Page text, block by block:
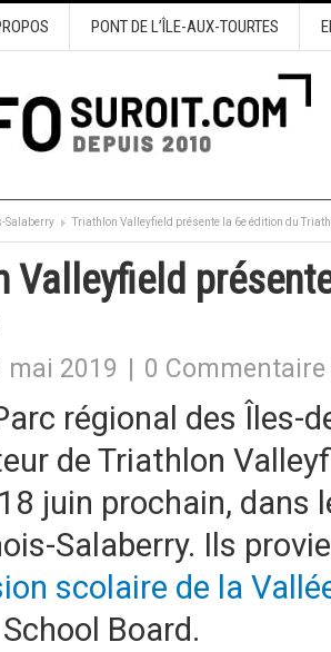
PONT DE L’ÎLE-AUX-TOURTES
Salaberry Triathlon Valleyfield présente la 6e édition du
Valleyfield
mai 2019 0 Commentaire
régional des
de Triathlon
juin prochain, dans
Salaberry. Ils
scolaire de la
Board.